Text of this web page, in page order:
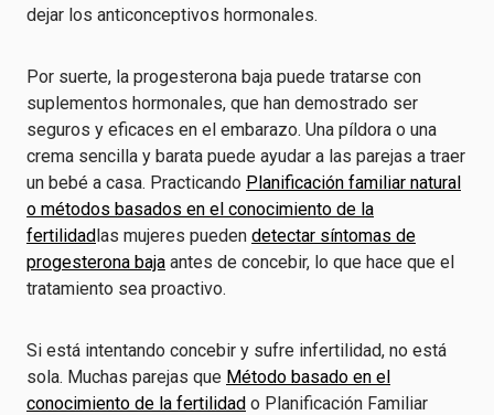
dejar los anticonceptivos hormonales.
Por suerte, la progesterona baja puede tratarse con
suplementos hormonales, que han demostrado ser
seguros y eficaces en el embarazo. Una píldora o una
crema sencilla y barata puede ayudar a las parejas a traer
un bebé a casa. Practicando Planificación familiar natural
o métodos basados en el conocimiento de la
fertilidadlas mujeres pueden detectar síntomas de
progesterona baja antes de concebir, lo que hace que el
tratamiento sea proactivo.
Si está intentando concebir y sufre infertilidad, no está
sola. Muchas parejas que Método basado en el
conocimiento de la fertilidad o Planificación Familiar